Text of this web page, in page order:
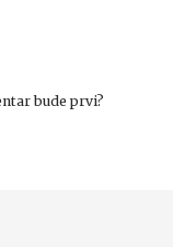
bude prvi?